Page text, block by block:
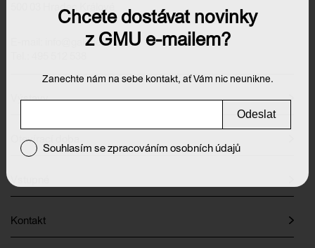
500 03 Hradec Králové
info@galeriehk.cz
Výstavy
Otevírací doba
Kontakt
Chcete dostávat novinky
z GMU e-mailem?
Zanechte nám na sebe kontakt, ať Vám nic neunikne.
Odeslat
Souhlasím se zpracováním osobních údajů